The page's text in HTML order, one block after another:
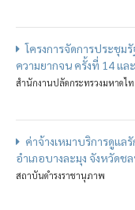
โครงการจัดการประชุ
ความยากจน ครั้งที่ 14 แ
สำนักงานปลัดกระทรวงมหาดไ
ค่าจ้างเหมาบริการดูแล
อำเภอบางละมุง จังหวัดช
สถาบันดำรงราชานุภาพ